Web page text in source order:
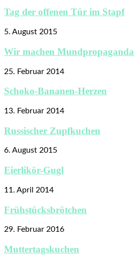
Tag der offenen Tür im Stapf
5. August 2015
Wir machen Mundpropaganda
25. Februar 2014
Schoko-Bananen-Herzen
13. Februar 2014
Russischer Zupfkuchen
6. August 2015
Eierlikör-Gugl
11. April 2014
Frühstücksbrötchen
29. Februar 2016
Muttertagskuchen